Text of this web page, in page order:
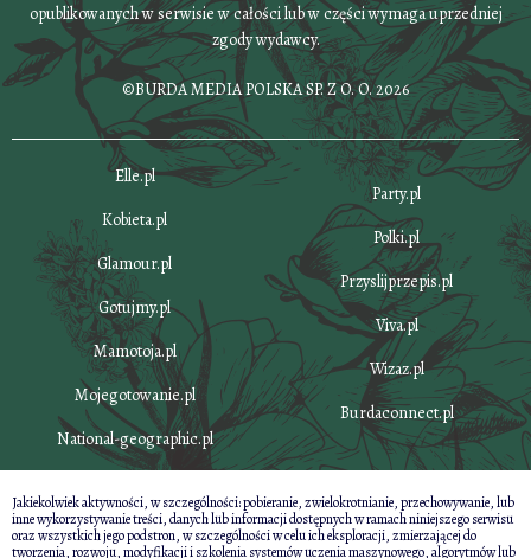
opublikowanych w serwisie w całości lub w części wymaga uprzedniej
zgody wydawcy.
©BURDA MEDIA POLSKA SP. Z O. O. 2026
Elle.pl
Kobieta.pl
Glamour.pl
Gotujmy.pl
Mamotoja.pl
Mojegotowanie.pl
National-geographic.pl
Party.pl
Polki.pl
Przyslijprzepis.pl
Viva.pl
Wizaz.pl
Burdaconnect.pl
Jakiekolwiek aktywności, w szczególności: pobieranie, zwielokrotnianie, przechowywanie, lub
inne wykorzystywanie treści, danych lub informacji dostępnych w ramach niniejszego serwisu
oraz wszystkich jego podstron, w szczególności w celu ich eksploracji, zmierzającej do
tworzenia, rozwoju, modyfikacji i szkolenia systemów uczenia maszynowego, algorytmów lub